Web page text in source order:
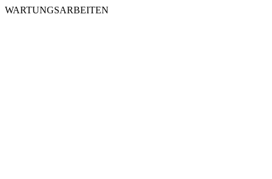
WARTUNGSARBEITEN